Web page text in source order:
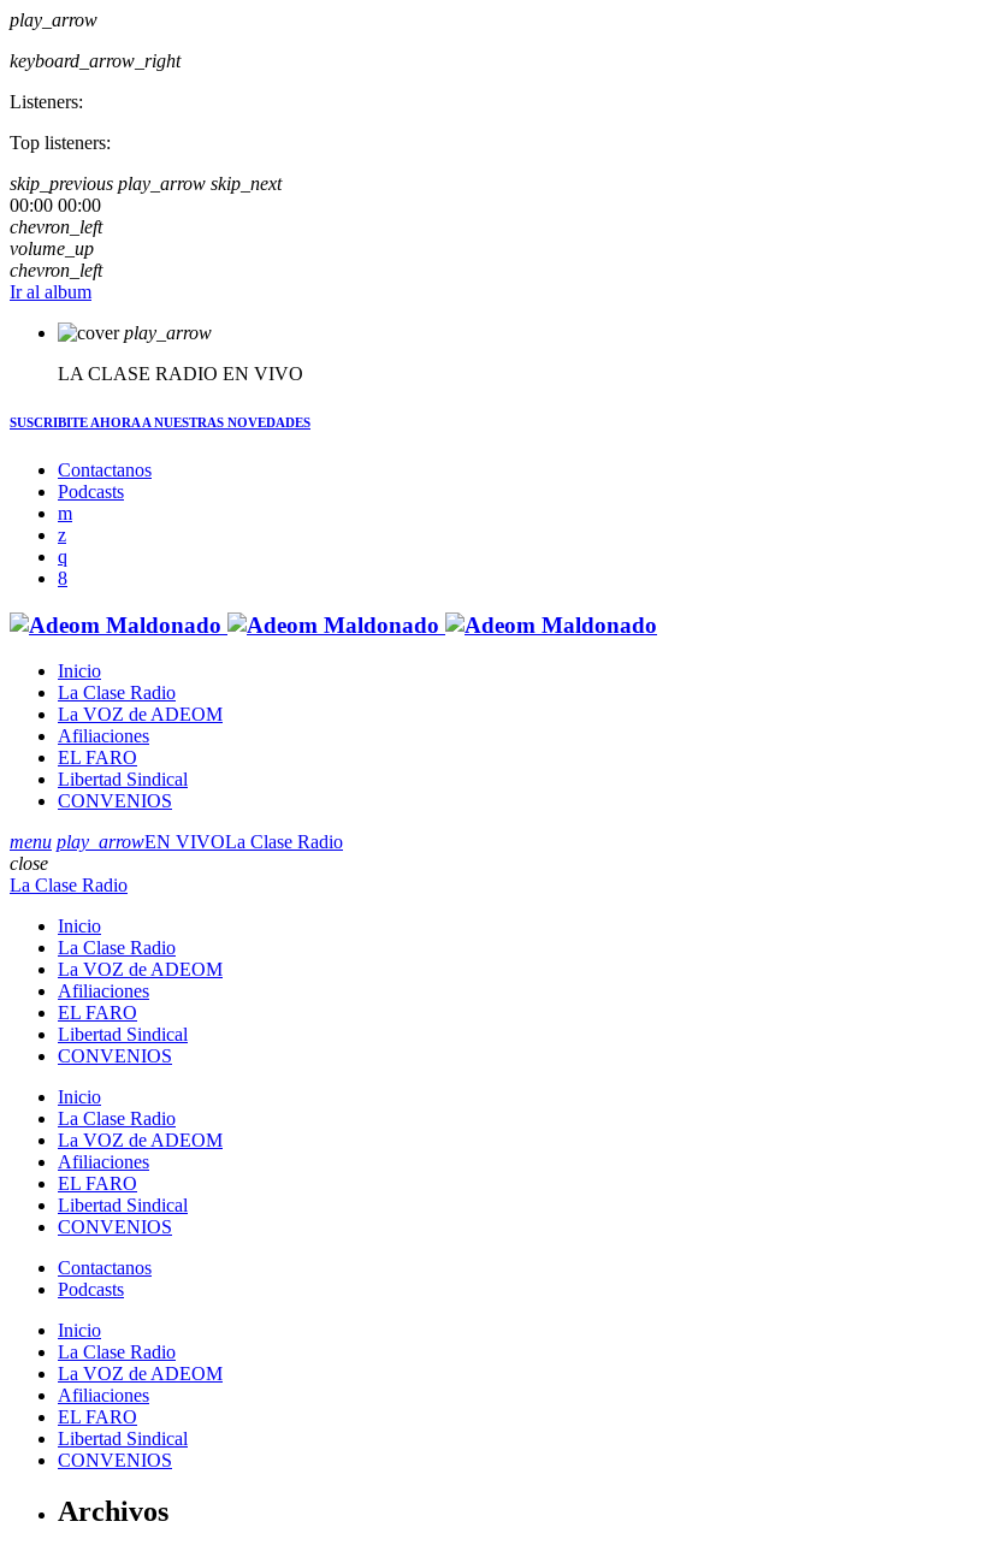
play_arrow
keyboard_arrow_right
Listeners:
Top listeners:
skip_previous play_arrow skip_next
00:00 00:00
chevron_left
volume_up
chevron_left
Ir al album
play_arrow
LA CLASE RADIO EN VIVO
SUSCRIBITE AHORA A NUESTRAS NOVEDADES
Contactanos
Podcasts
Inicio
La Clase Radio
La VOZ de ADEOM
Afiliaciones
EL FARO
Libertad Sindical
CONVENIOS
menu play_arrowEN VIVOLa Clase Radio
close
La Clase Radio
Inicio
La Clase Radio
La VOZ de ADEOM
Afiliaciones
EL FARO
Libertad Sindical
CONVENIOS
Inicio
La Clase Radio
La VOZ de ADEOM
Afiliaciones
EL FARO
Libertad Sindical
CONVENIOS
Contactanos
Podcasts
Inicio
La Clase Radio
La VOZ de ADEOM
Afiliaciones
EL FARO
Libertad Sindical
CONVENIOS
Archivos